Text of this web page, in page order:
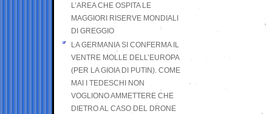
L’AREA CHE OSPITA LE
MAGGIORI RISERVE MONDIALI
DI GREGGIO
LA GERMANIA SI CONFERMA IL
VENTRE MOLLE DELL’EUROPA
(PER LA GIOIA DI PUTIN). COME
MAI I TEDESCHI NON
VOGLIONO AMMETTERE CHE
DIETRO AL CASO DEL DRONE